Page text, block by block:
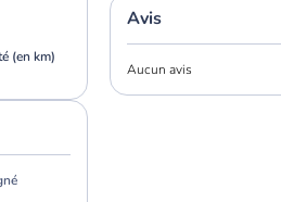
(en km)
Avis
Aucun avis